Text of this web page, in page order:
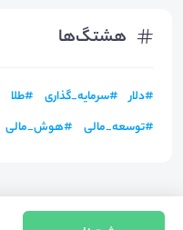
هشتگ‌ها
#دلار #سرمایه_گذاری #طلا
#توسعه_مالی #هوش_مالی